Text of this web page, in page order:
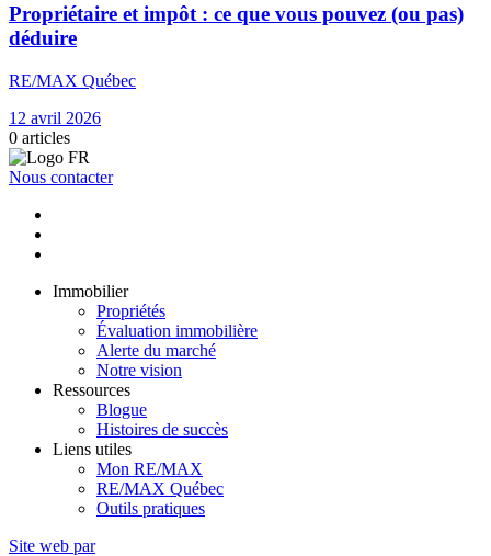
Propriétaire et impôt : ce que vous pouvez (ou pas)
déduire
RE/MAX Québec
12 avril 2026
0 articles
Nous contacter
Immobilier
Propriétés
Évaluation immobilière
Alerte du marché
Notre vision
Ressources
Blogue
Histoires de succès
Liens utiles
Mon RE/MAX
RE/MAX Québec
Outils pratiques
Site web par